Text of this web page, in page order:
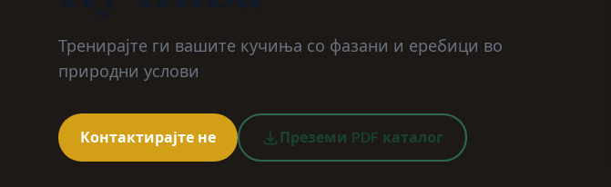
Тренирајте ги вашите кучиња со фазани и еребици во
природни услови
Контактирајте не Преземи PDF каталог